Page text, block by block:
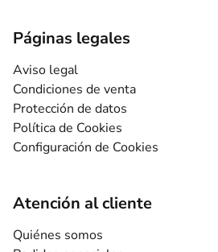
Páginas legales
Aviso legal
Condiciones de venta
Protección de datos
Política de Cookies
Configuración de Cookies
Atención al cliente
Quiénes somos